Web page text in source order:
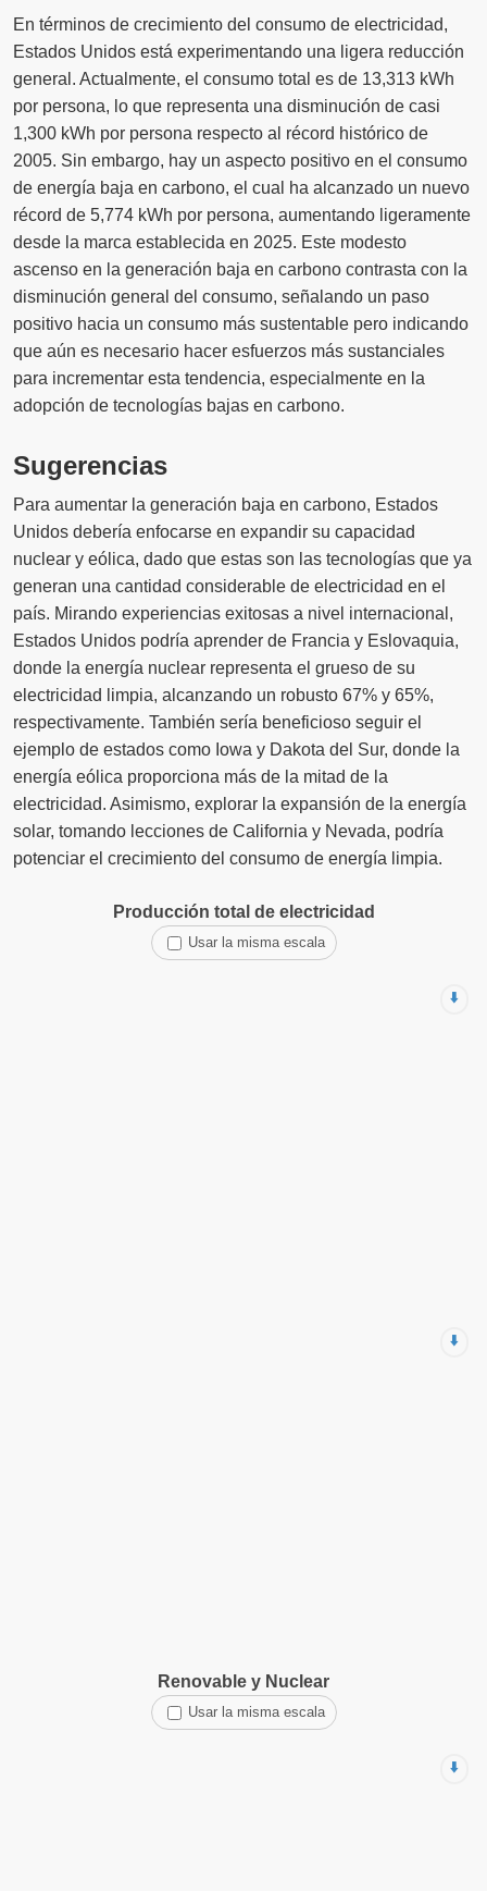
En términos de crecimiento del consumo de electricidad,
Estados Unidos está experimentando una ligera reducción
general. Actualmente, el consumo total es de 13,313 kWh
por persona, lo que representa una disminución de casi
1,300 kWh por persona respecto al récord histórico de
2005. Sin embargo, hay un aspecto positivo en el consumo
de energía baja en carbono, el cual ha alcanzado un nuevo
récord de 5,774 kWh por persona, aumentando ligeramente
desde la marca establecida en 2025. Este modesto
ascenso en la generación baja en carbono contrasta con la
disminución general del consumo, señalando un paso
positivo hacia un consumo más sustentable pero indicando
que aún es necesario hacer esfuerzos más sustanciales
para incrementar esta tendencia, especialmente en la
adopción de tecnologías bajas en carbono.
Sugerencias
Para aumentar la generación baja en carbono, Estados
Unidos debería enfocarse en expandir su capacidad
nuclear y eólica, dado que estas son las tecnologías que ya
generan una cantidad considerable de electricidad en el
país. Mirando experiencias exitosas a nivel internacional,
Estados Unidos podría aprender de Francia y Eslovaquia,
donde la energía nuclear representa el grueso de su
electricidad limpia, alcanzando un robusto 67% y 65%,
respectivamente. También sería beneficioso seguir el
ejemplo de estados como Iowa y Dakota del Sur, donde la
energía eólica proporciona más de la mitad de la
electricidad. Asimismo, explorar la expansión de la energía
solar, tomando lecciones de California y Nevada, podría
potenciar el crecimiento del consumo de energía limpia.
Producción total de electricidad
Usar la misma escala
⬇️
⬇️
Renovable y Nuclear
Usar la misma escala
⬇️